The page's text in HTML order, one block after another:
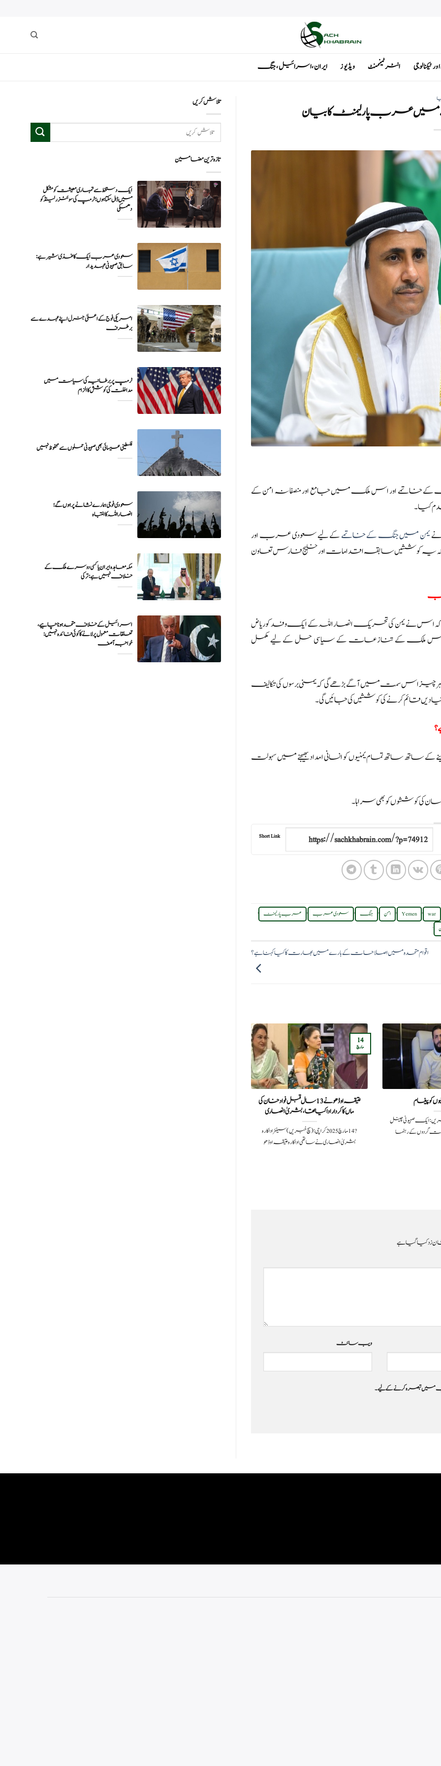
انٹرٹینمنٹ ویڈیوز ایران ، اسرائیل ، جنگ
میں عرب پارلیمنٹ کا بیان
خاتمے اور اس ملک میں جامع اور منصفانہ امن کے
کیا۔
یمن میں جنگ کے خاتمےکے لیے سعودی عرب اور
کہ یہ کوششیں سابقہ ​​اقدامات اور خلیج فارس تعاون
نے یمن کی تحریک انصار اللہ کے ایک وفد کو ریاض
اس ملک کے تنازعات کے سیاسی حل کے لیے مکمل
ہر چیز اس سمت میں آگے بڑھے گی کہ یمنی برسوں کی تکالیف
قائم کرنے کی کوششیں کی جائیں گی۔
ساتھ ساتھ تمام یمنیوں کو انسانی امداد بھیجنے میں سہولت
کی کوششوں کو بھی سراہا۔
Short Link
war
,
Yemen
, امن , جنگ , سعودی عرب , عرب پارلیمنٹ ,
.
اقوام متحدہ میں اصلاحات کے بارے میں بھارت کا کیا کہنا ہے؟
کو پیغام
2025سچ خبریں:ایک صہیونی چینل
گردوں کے رہنما
عتیقہ اوڈھو نے 13 سال قبل فواد خان کی
ماں کا کردار ادا کیا تھا، بشریٰ انصاری
?️ 14 مارچ 2025کراچی: (سچ خبریں) سینئر اداکارہ
بشریٰ انصاری نے ساتھی اداکارہ عتیقہ اوڈھو
14
مارچ
زد کیا گیا ہے
ویب‌ سائٹ
جب میں تبصرہ کرنے کےلیے۔
تلاش کریں
تازہ ترین مضامین
ایک دستخط سے تمہاری معیشت کو مشکل
میں ڈال سکتا ہوں؛ ٹرمپ کی سوئٹزرلینڈ کو
دھمکی
سعودی عرب ایک کاغذی شیر ہے:
سابق صہیونی عہدیدار
امریکی فوج کے اعلیٰ جنرل اپنے عہدے سے
برطرف
ٹرمپ پر برطانیہ کی سیاست میں
مداخلت کی کوشش کا الزام
فلسطینی عیسائی بھی صہیونی حملوں سے محفوظ نہیں
سعودی فوجی ہمارے نشانے پر ہوں گے؛
انصاراللہ کا انتباہ
مکہ معاہدہ ایران یا کسی دوسرے ملک کے
خلاف نہیں ہے: ترکی
اسرائیل کے خلاف متحد ہونا چاہیے،
تعلقات معمول پر لانے کا کوئی فائدہ نہیں:
خواجہ آصف